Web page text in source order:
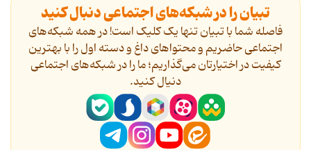
تبیان را در شبکه‌های اجتماعی دنبال کنید
فاصله شما با تبیان تنها یک کلیک است! در همه شبکه‌های
اجتماعی حاضریم و محتواهای داغ و دسته اول را با بهترین
کیفیت در اختیارتان می‌گذاریم؛ ما را در شبکه‌های اجتماعی
دنیال کنید.